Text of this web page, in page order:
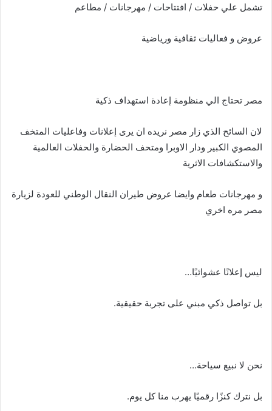
تشمل علي حفلات / افتتاحات / مهرجانات / مطاعم
عروض و فعاليات ثقافية ورياضية
مصر تحتاج الي منظومة إعادة استهداف ذكية
لان السائح الذي زار مصر نريده ان يرى إعلانات وفاعليات المتخف
المصوي الكبير ودار الاوبرا ومتحف الحضارة والحفلات العالمية
والاستكشافات الاثرية
و مهرجانات طعام وايضا عروض طيران النقال الوطني للعودة لزيارة
مصر مره اخري
ليس إعلانًا عشوائيًا…
بل تواصل ذكي مبني على تجربة حقيقية.
نحن لا نبيع سياحة…
بل نترك كنزًا رقميًا يهرب منا كل يوم.